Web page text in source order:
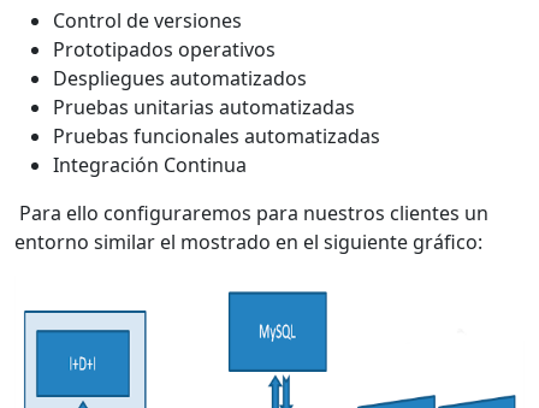
Control de versiones
Prototipados operativos
Despliegues automatizados
Pruebas unitarias automatizadas
Pruebas funcionales automatizadas
Integración Continua
Para ello configuraremos para nuestros clientes un
entorno similar el mostrado en el siguiente gráfico: